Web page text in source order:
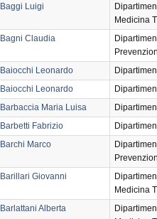
Baggi Luigi
Medicina
Bagni Claudia
Baiocchi Leonardo
Baiocchi Leonardo
Barbaccia Maria Luisa
Barbetti Fabrizio
Barchi Marco
Barillari Giovanni
Medicina
Barlattani Alberta